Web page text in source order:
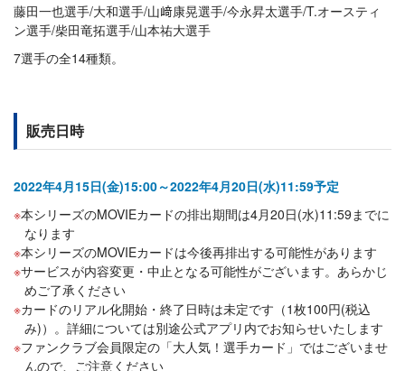
藤田一也選手/大和選手/山﨑康晃選手/今永昇太選手/T.オースティ
ン選手/柴田竜拓選手/山本祐大選手
7選手の全14種類。
販売日時
2022年4月15日(金)15:00～2022年4月20日(水)11:59予定
本シリーズのMOVIEカードの排出期間は4月20日(水)11:59までに
なります
本シリーズのMOVIEカードは今後再排出する可能性があります
サービスが内容変更・中止となる可能性がございます。あらかじ
めご了承ください
カードのリアル化開始・終了日時は未定です（1枚100円(税込
み)）。詳細については別途公式アプリ内でお知らせいたします
ファンクラブ会員限定の「大人気！選手カード」ではございませ
んので、ご注意ください